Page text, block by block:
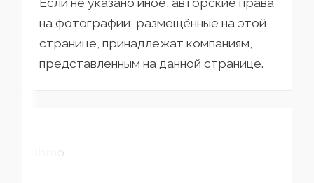
на фотографии, размещённые на этой
странице, принадлежат компаниям,
представленным на данной странице.
Kuhmo